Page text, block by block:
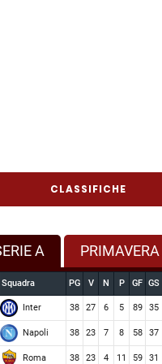
CLASSIFICHE
A PRIMAVERA
Squadra PG V N P GF GS
Inter 38 27 6 5 89 35
Napoli 38 23 7 8 58 37
Roma 38 23 4 11 59 31